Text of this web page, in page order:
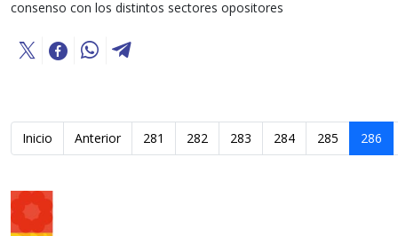
consenso con los distintos sectores opositores
Inicio Anterior 281 282 283 284 285 286